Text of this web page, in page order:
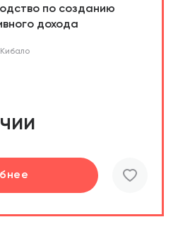
по созданию
дохода